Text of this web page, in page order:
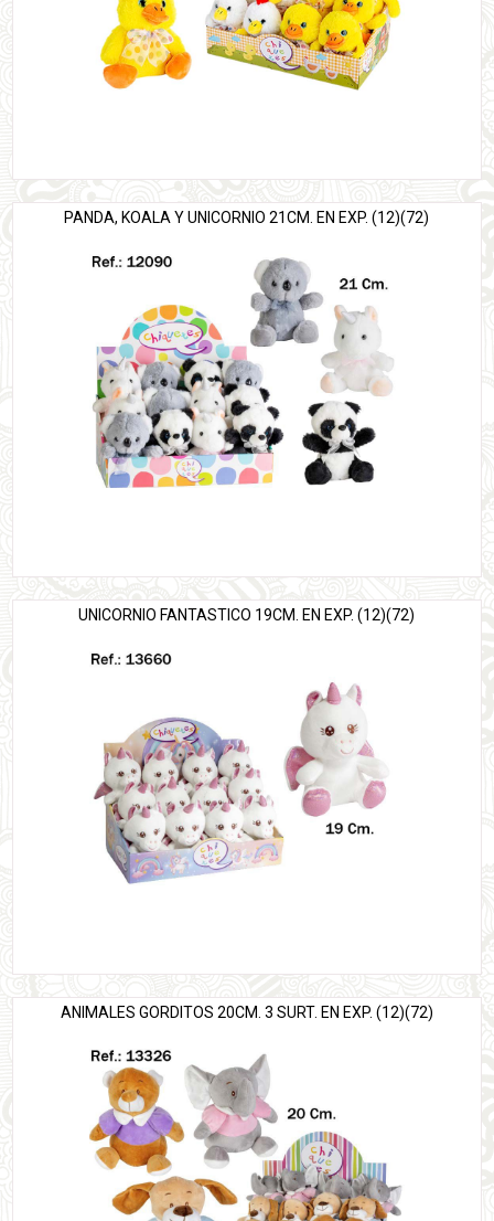
PANDA, KOALA Y UNICORNIO 21CM. EN EXP. (12)(72)
UNICORNIO FANTASTICO 19CM. EN EXP. (12)(72)
ANIMALES GORDITOS 20CM. 3 SURT. EN EXP. (12)(72)